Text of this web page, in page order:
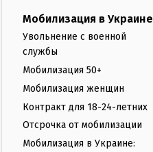
Мобилизация в Украине
Увольнение с военной
службы
Мобилизация 50+
Мобилизация женщин
Контракт для 18-24-летних
Отсрочка от мобилизации
Мобилизация в Украине: